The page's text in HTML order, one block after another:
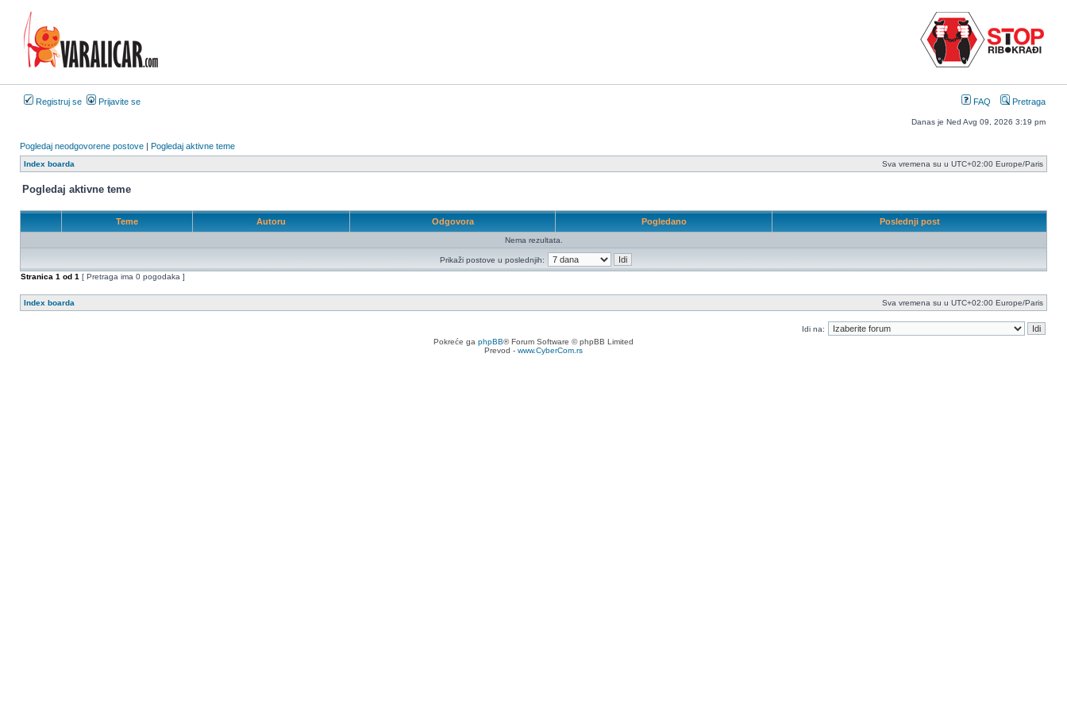
Registruj se Prijavite se FAQ Pretraga
Danas je Ned Avg 09, 2026 3:19 pm
Pogledaj neodgovorene postove | Pogledaj aktivne teme
Index boarda Sva vremena su u UTC+02:00 Europe/Paris
Pogledaj aktivne teme
Teme Autoru Odgovora Pogledano Poslednji post
Nema rezultata.
Prikaži postove u poslednjih:
Stranica 1 od 1 [ Pretraga ima 0 pogodaka ]
Index boarda Sva vremena su u UTC+02:00 Europe/Paris
Idi na:
Pokreće ga phpBB® Forum Software © phpBB Limited
Prevod - www.CyberCom.rs